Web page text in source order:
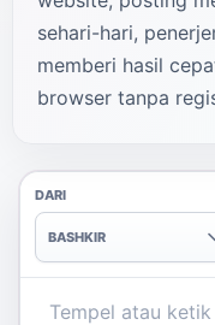
sehari-hari,
memberi hasil
browser tanpa
DARI
BASHKIR